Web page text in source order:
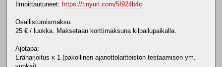
Ilmoittautuneet: https://tinyurl.com/5f924b4c
Osallistumismaksu:
25 € / luokka. Maksetaan korttimaksuna kilpailupaikalla.
Ajotapa:
Eräharjoitus x 1 (pakollinen ajanottolaitteiston testaamisen ym.